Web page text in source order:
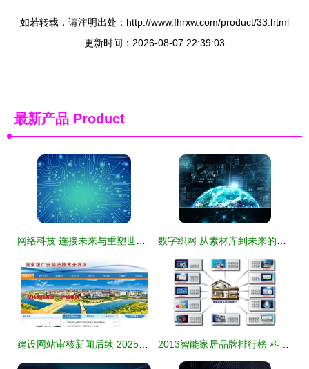
如若转载，请注明出处：http://www.fhrxw.com/product/33.html
更新时间：2026-08-07 22:39:03
最新产品 Product
网络科技 连接未来与重塑世界的隐形力量 数字织网 从素材库到未来的像素革命
建设网站审核新闻后续 2025年1月追踪报道与审核指南更新 2013智能家居品牌排行榜 科技网络引领未来生活